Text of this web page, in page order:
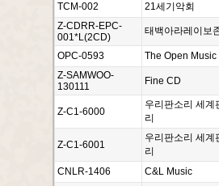
TCM-002 21세기악회
Z-CDRR-EPC-
001*L(2CD)
태백아라레이보
OPC-0593 The Open Music
Z-SAMWOO-
130111
Fine CD
Z-C1-6000
우리판소리 세계
리
Z-C1-6001
우리판소리 세계
리
CNLR-1406 C&L Music